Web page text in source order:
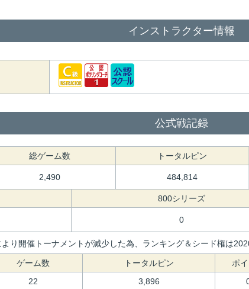
インストラクター情報
公式戦記録
総ゲーム数 トータルピン
2,490 484,814
800シリーズ
0
り開催トーナメントが減少した為、ランキング＆シード権は
ゲーム数 トータルピン ポ
22 3,896